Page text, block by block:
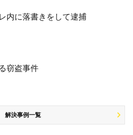
適法違反
保護責任者遺棄
い
たら
制わいせつ，準強制わいせつ）
せつ物頒布等罪，淫行勧誘罪
ルノ
刑事事件
遺棄
不安や悩み
内に落書きをして逮捕
窃盗事件
解決事例一覧